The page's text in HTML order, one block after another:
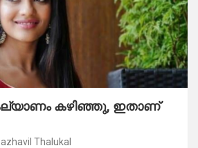
കഴിഞ്ഞു, ഇതാണ്
Thalukal